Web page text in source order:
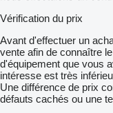
Vérification du prix
Avant d'effectuer un
vente afin de connaître
d'équipement que vous
intéresse est très
Une différence de prix
défauts cachés ou une